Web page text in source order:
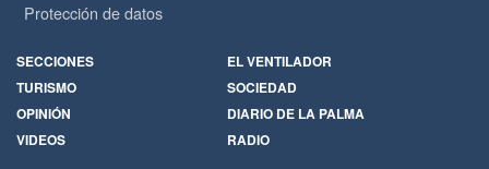
Protección de datos
SECCIONES
EL VENTILADOR
TURISMO
SOCIEDAD
OPINIÓN
DIARIO DE LA PALMA
VIDEOS
RADIO